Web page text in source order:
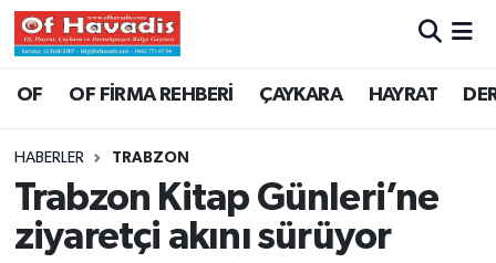
OF OF FİRMA REHBERİ ÇAYKARA HAYRAT
HABERLER TRABZON
Trabzon Kitap Günleri’ne
ziyaretçi akını sürüyor
Trabzon Nöbetçi Eczaneler
Trabzon Namaz Vakitleri
Trabzon Trafik Yoğunluk Haritası